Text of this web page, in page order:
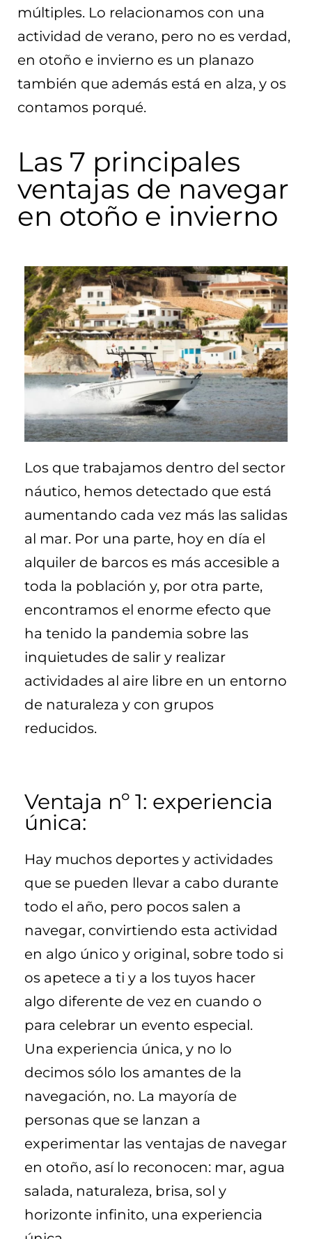
múltiples. Lo relacionamos con una
actividad de verano, pero no es verdad,
en otoño e invierno es un planazo
también que además está en alza, y os
contamos porqué.
Las 7 principales
ventajas de navegar
en otoño e invierno
Los que trabajamos dentro del sector
náutico, hemos detectado que está
aumentando cada vez más las salidas
al mar. Por una parte, hoy en día el
alquiler de barcos es más accesible a
toda la población y, por otra parte,
encontramos el enorme efecto que
ha tenido la pandemia sobre las
inquietudes de salir y realizar
actividades al aire libre en un entorno
de naturaleza y con grupos
reducidos.
Ventaja nº 1: experiencia
única:
Hay muchos deportes y actividades
que se pueden llevar a cabo durante
todo el año, pero pocos salen a
navegar, convirtiendo esta actividad
en algo único y original, sobre todo si
os apetece a ti y a los tuyos hacer
algo diferente de vez en cuando o
para celebrar un evento especial.
Una experiencia única, y no lo
decimos sólo los amantes de la
navegación, no. La mayoría de
personas que se lanzan a
experimentar las ventajas de navegar
en otoño, así lo reconocen: mar, agua
salada, naturaleza, brisa, sol y
horizonte infinito, una experiencia